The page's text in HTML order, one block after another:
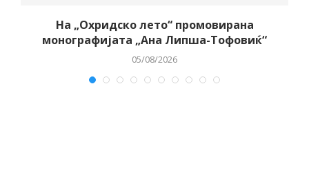
На „Охридско лето“ промовирана
монографијата „Ана Липша-Тофовиќ“
05/08/2026